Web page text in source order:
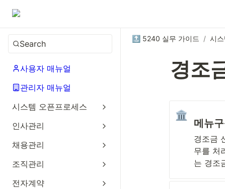
Search
사용자 매뉴얼
관리자 매뉴얼
시스템 오픈프로세스
인사관리
채용관리
조직관리
전자계약
🔝 5240 실무 가이드 / 시
경조
🏛️
메뉴
경조금
무를 처
는 경조